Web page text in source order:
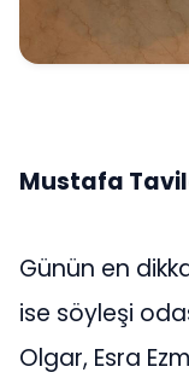
Mustafa
Günün en
ise söyleşi
Olgar, Esra